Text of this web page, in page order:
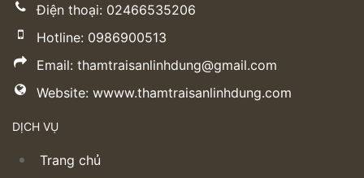
Điện thoại: 02466535206
Hotline: 0986900513
Email: thamtraisanlinhdung@gmail.com
Website: wwww.thamtraisanlinhdung.com
DỊCH VỤ
Trang chủ